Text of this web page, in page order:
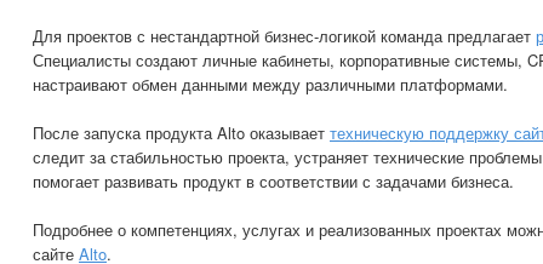
Для проектов с нестандартной бизнес-логикой команда предлагает
Специалисты создают личные кабинеты, корпоративные системы,
настраивают обмен данными между различными платформами.
После запуска продукта Alto оказывает техническую поддержку
следит за стабильностью проекта, устраняет технические
помогает развивать продукт в соответствии с задачами бизнеса.
Подробнее о компетенциях, услугах и реализованных проектах
сайте Alto.